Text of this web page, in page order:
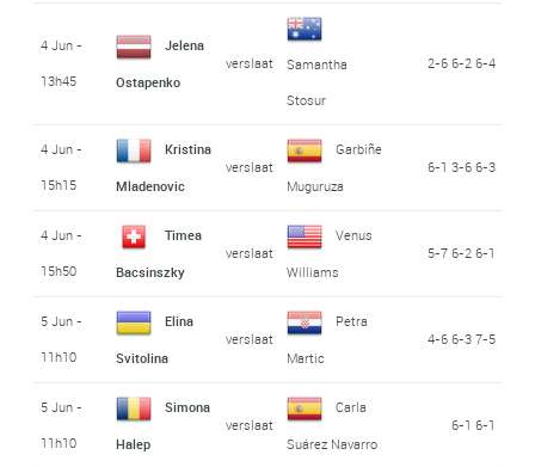
4 Jun -
13h45
Jelena
Ostapenko
verslaat
Samantha
Stosur
2-6 6-2 6-4
4 Jun -
15h15
Kristina
Mladenovic
verslaat
Garbiñe
Muguruza
6-1 3-6 6-3
4 Jun -
15h50
Timea
Bacsinszky
verslaat
Venus
Williams
5-7 6-2 6-1
5 Jun -
11h10
Elina
Svitolina
verslaat
Petra
Martic
4-6 6-3 7-5
5 Jun -
11h10
Simona
Halep
verslaat
Carla
Suárez Navarro
6-1 6-1